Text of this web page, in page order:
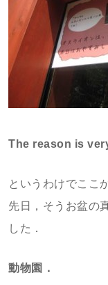
The reason is
というわけでここ
先日，そうお盆の
した．
動物園．